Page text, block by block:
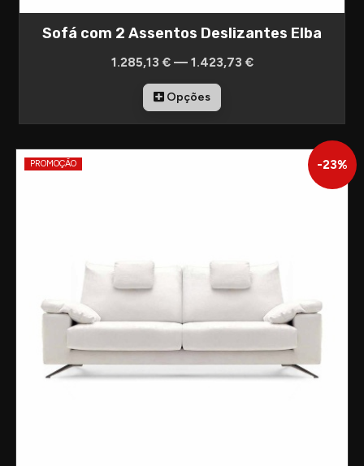
Sofá com 2 Assentos Deslizantes Elba
1.285,13 € — 1.423,73 €
Opções
-23%
PROMOÇÃO